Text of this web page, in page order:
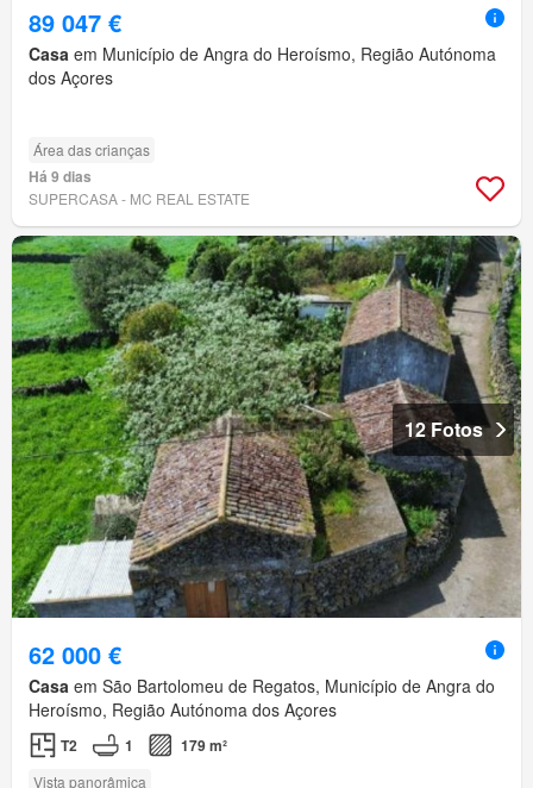
89 047 €
Casa em Município de Angra do Heroísmo, Região Autónoma
dos Açores
Área das crianças
Há 9 dias
SUPERCASA - MC REAL ESTATE
12 Fotos
62 000 €
Casa em São Bartolomeu de Regatos, Município de Angra do
Heroísmo, Região Autónoma dos Açores
T2 1 179 m²
Vista panorâmica